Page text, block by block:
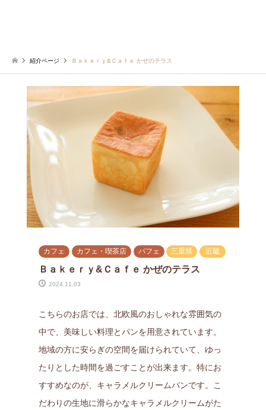
紹介ページ Ｂａｋｅｒｙ&Ｃａｆｅ かぜのテラス
カフェ カフェ・喫茶店 パフェ 三重県 近畿
Ｂａｋｅｒｙ&Ｃａｆｅ かぜのテラス
2024.11.03
こちらのお店では、北欧風のおしゃれな雰囲気の
中で、美味しい料理とパンを用意されています。
地域の方に安らぎの空間を届けられていて、ゆっ
たりとした時間を過ごすことが出来ます。特にお
すすめなのが、キャラメルクリームパンです。こ
だわりの生地に滑らかなキャラメルクリームがた